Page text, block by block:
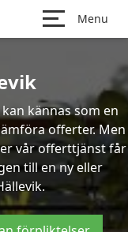
Menu
kännas som en
offerter. Men
vår offerttjänst får
till en ny eller